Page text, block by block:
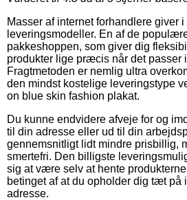
Masser af internet forhandlere giver
leveringsmodeller. En af de
pakkeshoppen, som giver dig
produkter lige præcis når det passer
Fragtmetoden er nemlig ultra
den mindst kostelige leveringstype
on blue skin fashion plakat.
Du kunne endvidere afveje for og
til din adresse eller ud til din
gennemsnitligt lidt mindre prisbillig,
smertefri. Den billigste
sig at være selv at hente
betinget af at du opholder dig tæt på
adresse.